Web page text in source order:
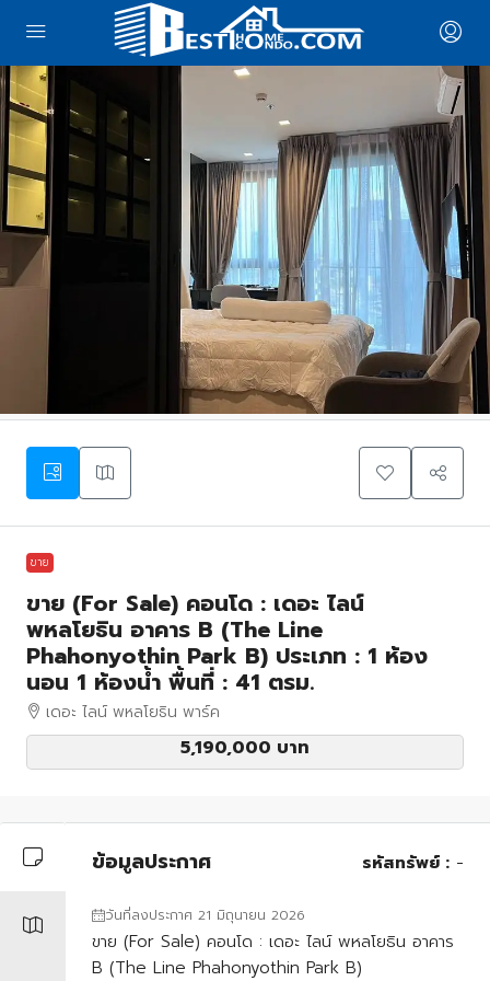
ขาย
ขาย (For Sale) คอนโด : เดอะ ไลน์
พหลโยธิน อาคาร B (The Line
Phahonyothin Park B) ประเภท : 1 ห้อง
นอน 1 ห้องน้ำ พื้นที่ : 41 ตรม.
เดอะ ไลน์ พหลโยธิน พาร์ค
5,190,000 บาท
ข้อมูลประกาศ รหัสทรัพย์ : -
วันที่ลงประกาศ 21 มิถุนายน 2026
ขาย (For Sale) คอนโด : เดอะ ไลน์ พหลโยธิน อาคาร
B (The Line Phahonyothin Park B)